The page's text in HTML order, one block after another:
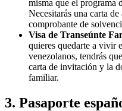
misma que el programa
Necesitarás una carta
comprobante de
Visa de Transeúnte
quieres quedarte a vivir
venezolanos, tendrás
carta de invitación y la
familiar.
3. Pasaporte